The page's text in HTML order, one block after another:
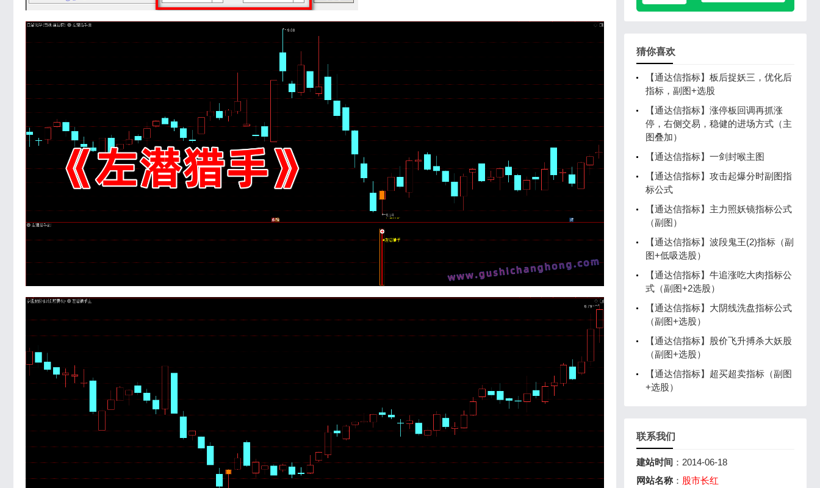
猜你喜欢
【通达信指标】板后捉妖三，优化后
指标，副图+选股
【通达信指标】涨停板回调再抓涨
停，右侧交易，稳健的进场方式（主
图叠加）
【通达信指标】一剑封喉主图
【通达信指标】攻击起爆分时副图指
标公式
【通达信指标】主力照妖镜指标公式
（副图）
【通达信指标】波段鬼王(2)指标（副
图+低吸选股）
【通达信指标】牛追涨吃大肉指标公
式（副图+2选股）
【通达信指标】大阴线洗盘指标公式
（副图+选股）
【通达信指标】股价飞升搏杀大妖股
（副图+选股）
【通达信指标】超买超卖指标（副图
+选股）
联系我们
建站时间 ：2014-06-18
网站名称： 股市长红